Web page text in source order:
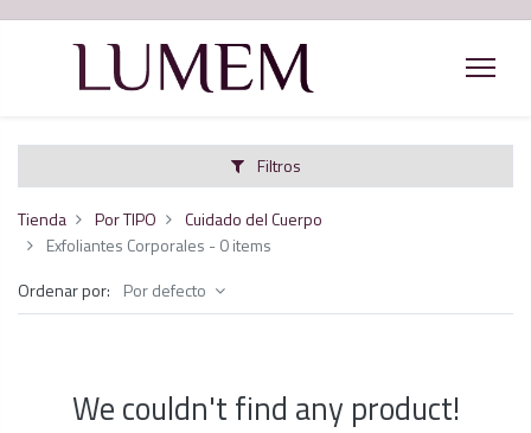
Filtros
Tienda Por TIPO
Cuidado del Cuerpo
Exfoliantes Corporales - 0 items
Ordenar por:
Por defecto
We couldn't find any product!